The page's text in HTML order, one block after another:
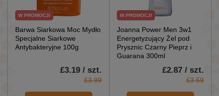
W PROMOCJI
Barwa Siarkowa Moc Mydło
Specjalne Siarkowe
Antybakteryjne 100g
£3.19 / szt.
£3.99
W PROMOCJI
Joanna Power Men 3w1
Energetyzujący Żel pod
Prysznic Czarny Pieprz i
Guarana 300ml
£2.87 / szt.
£3.59